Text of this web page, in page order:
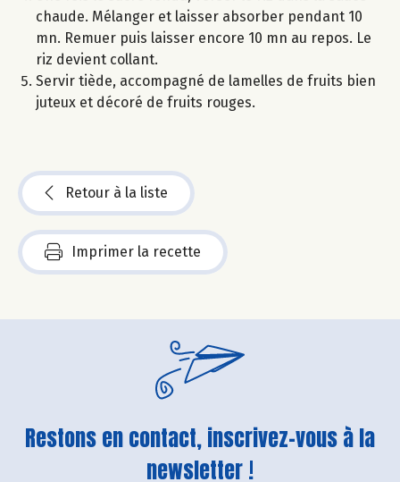
chaude. Mélanger et laisser absorber pendant 10
mn. Remuer puis laisser encore 10 mn au repos. Le
riz devient collant.
Servir tiède, accompagné de lamelles de fruits bien
juteux et décoré de fruits rouges.
Retour à la liste
Imprimer la recette
Restons en contact, inscrivez-vous à la
newsletter !